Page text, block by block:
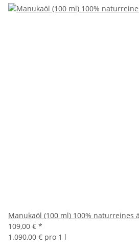
Manukaöl (100 ml) 100% naturreines
109,00 € *
1.090,00 € pro 1 l